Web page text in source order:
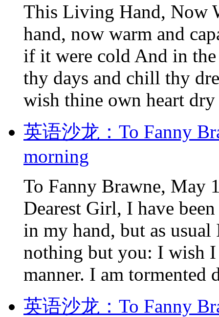
This Living Hand, Now
hand, now warm and
if it were cold And in
thy days and chill thy
wish thine own heart
英语沙龙：To Fanny
morning
To Fanny Brawne, May
Dearest Girl, I have
in my hand, but as
nothing but you: I wish I
manner. I am tormented
英语沙龙：To Fanny